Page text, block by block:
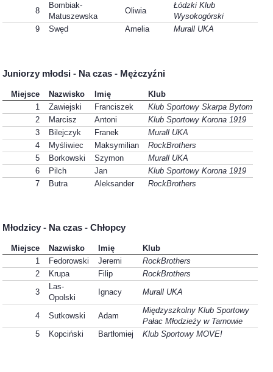
8
Bombiak-
Matuszewska
Oliwia
Łódzki Klub
Wysokogórski
9
Swęd Amelia Murall UKA
Juniorzy młodsi - Na czas - Mężczyźni
Miejsce Nazwisko Imię
Klub
1
Zawiejski Franciszek
Klub Sportowy Skarpa Bytom
2
Marcisz Antoni
Klub Sportowy Korona 1919
3
Bilejczyk Franek
Murall UKA
4
Myśliwiec Maksymilian
RockBrothers
5
Borkowski Szymon
Murall UKA
6
Pilch Jan
Klub Sportowy Korona 1919
7
Butra Aleksander RockBrothers
Młodzicy - Na czas - Chłopcy
Miejsce Nazwisko Imię
Klub
1
Fedorowski Jeremi
RockBrothers
2
Krupa Filip
RockBrothers
3
Las-
Opolski
Ignacy Murall UKA
4 Sutkowski Adam
Międzyszkolny Klub Sportowy
Pałac Młodzieży w Tarnowie
5
Kopciński Bartłomiej Klub Sportowy MOVE!